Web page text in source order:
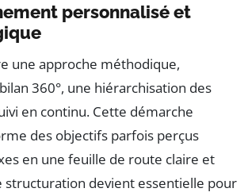
personnalisé et
une approche méthodique,
360°, une hiérarchisation des
en continu. Cette démarche
des objectifs parfois perçus
en une feuille de route claire et
structuration devient essentielle pour